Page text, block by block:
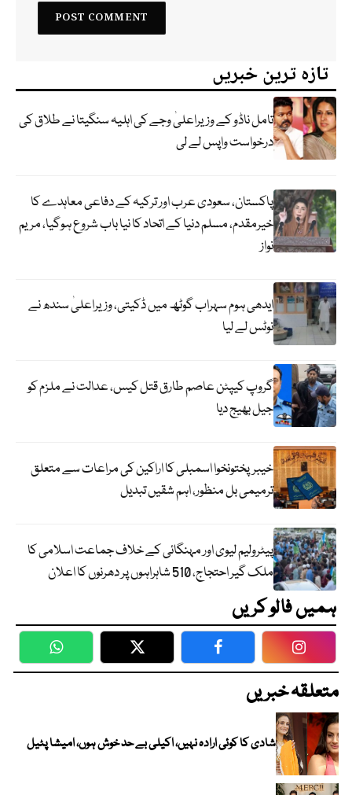
تازہ ترین خبریں
تامل ناڈو کے وزیراعلیٰ وجے کی اہلیہ سنگیتا نے طلاق کی
درخواست واپس لے لی
پاکستان، سعودی عرب اور ترکیہ کے دفاعی معاہدے کا
خیرمقدم، مسلم دنیا کے اتحاد کا نیا باب شروع ہوگیا، مریم
نواز
ایدھی ہوم سہراب گوٹھ میں ڈکیتی، وزیراعلیٰ سندھ نے
نوٹس لے لیا
گروپ کیپٹن عاصم طارق قتل کیس، عدالت نے ملزم کو
جیل بھیج دیا
خیبرپختونخوا اسمبلی کا اراکین کی مراعات سے متعلق
ترمیمی بل منظور، اہم شقیں تبدیل
پیٹرولیم لیوی اور مہنگائی کے خلاف جماعت اسلامی کا
ملک گیر احتجاج، 510 شاہراہوں پر دھرنوں کا اعلان
ہمیں فالو کریں
WhatsApp Twitter Facebook
متعلقہ خبریں
شادی کا کوئی ارادہ نہیں، اکیلی بے حد خوش ہوں، امیشا پٹیل